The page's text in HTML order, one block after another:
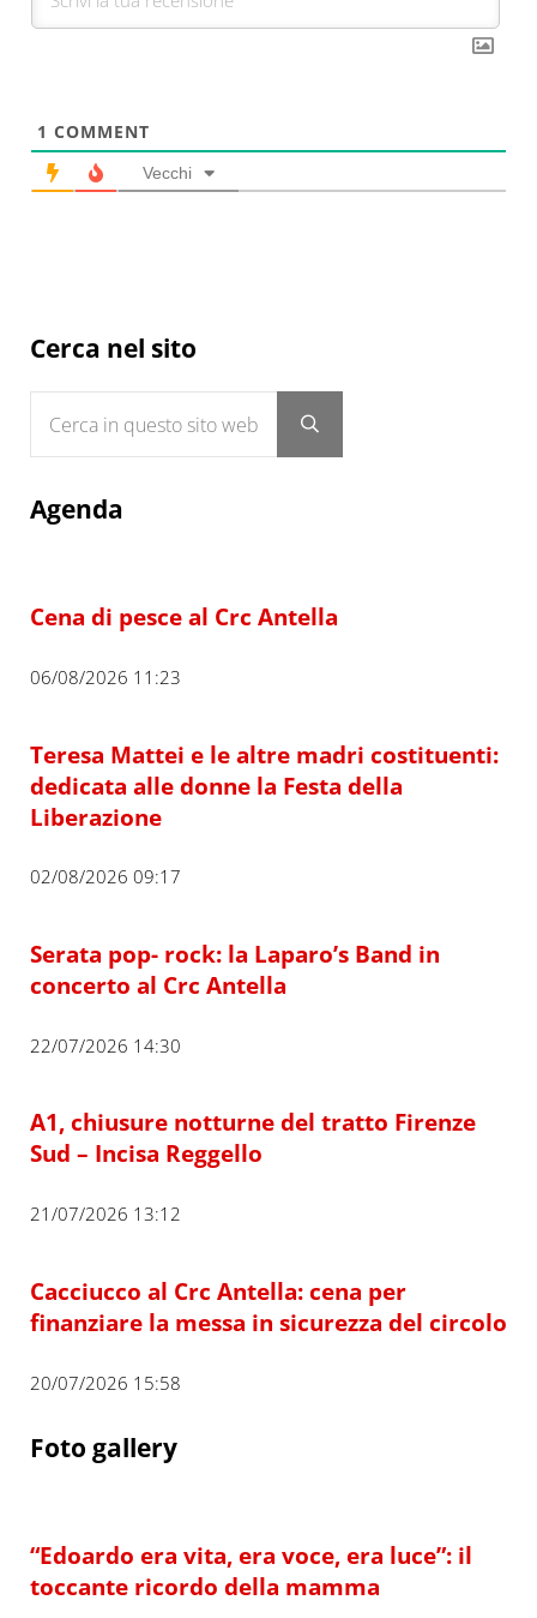
1 COMMENT
Vecchi
Sidebar
Cerca nel sito
Submit search
Agenda
Cena di pesce al Crc Antella
06/08/2026 11:23
Teresa Mattei e le altre madri costituenti:
dedicata alle donne la Festa della
Liberazione
02/08/2026 09:17
Serata pop- rock: la Laparo’s Band in
concerto al Crc Antella
22/07/2026 14:30
A1, chiusure notturne del tratto Firenze
Sud – Incisa Reggello
21/07/2026 13:12
Cacciucco al Crc Antella: cena per
finanziare la messa in sicurezza del circolo
20/07/2026 15:58
Foto gallery
“Edoardo era vita, era voce, era luce”: il
toccante ricordo della mamma